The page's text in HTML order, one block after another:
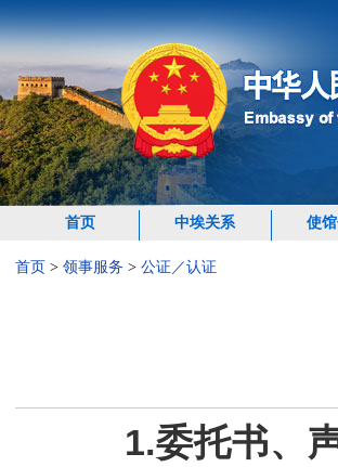
首页 中埃关系 使
首页 > 领事服务 > 公证／认证
1.委托书、